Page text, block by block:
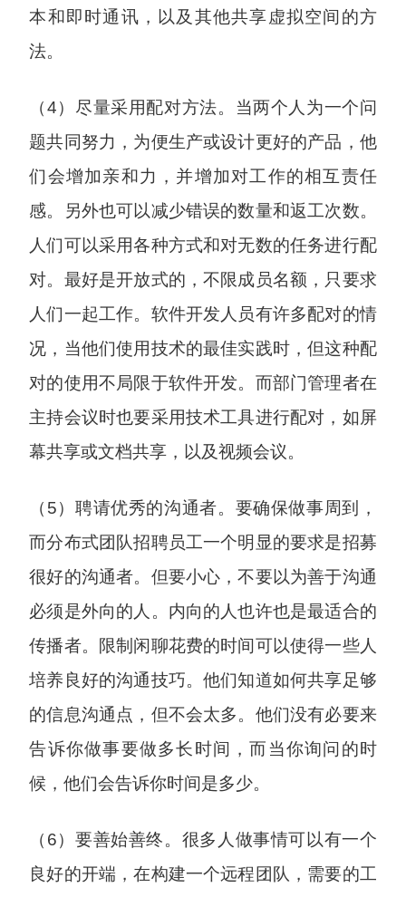
本和即时通讯，以及其他共享虚拟空间的方
法。
（4）尽量采用配对方法。当两个人为一个问
题共同努力，为便生产或设计更好的产品，他
们会增加亲和力，并增加对工作的相互责任
感。另外也可以减少错误的数量和返工次数。
人们可以采用各种方式和对无数的任务进行配
对。最好是开放式的，不限成员名额，只要求
人们一起工作。软件开发人员有许多配对的情
况，当他们使用技术的最佳实践时，但这种配
对的使用不局限于软件开发。而部门管理者在
主持会议时也要采用技术工具进行配对，如屏
幕共享或文档共享，以及视频会议。
（5）聘请优秀的沟通者。要确保做事周到，
而分布式团队招聘员工一个明显的要求是招募
很好的沟通者。但要小心，不要以为善于沟通
必须是外向的人。内向的人也许也是最适合的
传播者。限制闲聊花费的时间可以使得一些人
培养良好的沟通技巧。他们知道如何共享足够
的信息沟通点，但不会太多。他们没有必要来
告诉你做事要做多长时间，而当你询问的时
候，他们会告诉你时间是多少。
（6）要善始善终。很多人做事情可以有一个
良好的开端，在构建一个远程团队，需要的工